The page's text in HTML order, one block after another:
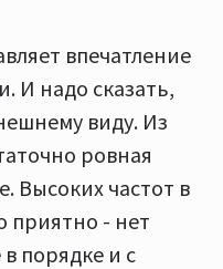
впечатление
И надо сказать,
виду. Из
ровная
Высоких частот в
приятно - нет
в порядке и с